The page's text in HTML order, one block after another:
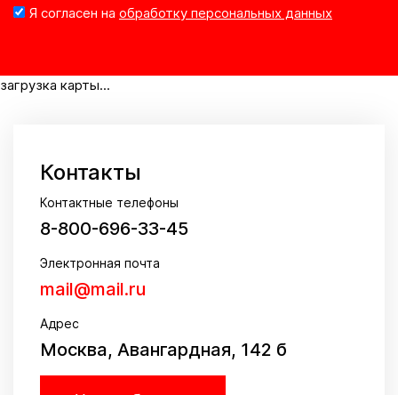
Я согласен на обработку персональных данных
загрузка карты...
Контакты
Контактные телефоны
8-800-696-33-45
Электронная почта
mail@mail.ru
Адрес
Москва, Авангардная, 142 б